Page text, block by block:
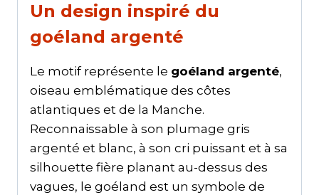
Un design inspiré du
goéland argenté
Le motif représente le goéland argenté,
oiseau emblématique des côtes
atlantiques et de la Manche.
Reconnaissable à son plumage gris
argenté et blanc, à son cri puissant et à sa
silhouette fière planant au-dessus des
vagues, le goéland est un symbole de